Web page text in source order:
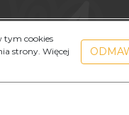
naruszenia stanowią
nieuczciwej konkurencji
tym cookies
strony. Więcej